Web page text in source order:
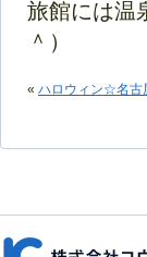
旅館には温
＾）
« ハロウィン☆名古